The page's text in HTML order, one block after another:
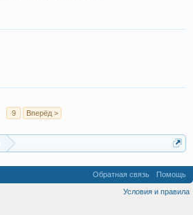
9 Вперёд >
Обратная связь Помощь
Условия и правила